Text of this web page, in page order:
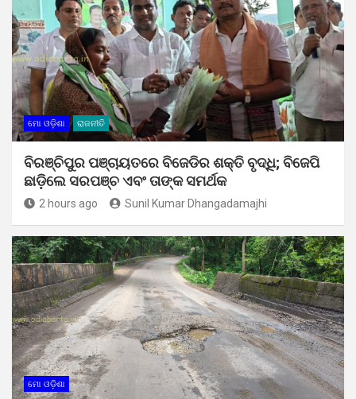
ମୋ ଓଡ଼ିଶା ରାଜନୀତି
ବିରଞ୍ଚିପୁର ପଞ୍ଚାୟତରେ ବିଜେଡିର ଶକ୍ତି ବୃଦ୍ଧି; ବିଜେପି
ଛାଡ଼ିଲେ ସରପଞ୍ଚ ଏବଂ ତାଙ୍କ ସମର୍ଥକ
2 hours ago Sunil Kumar Dhangadamajhi
ମୋ ଓଡ଼ିଶା